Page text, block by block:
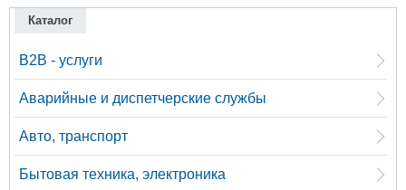
Каталог
B2B - услуги
Аварийные и диспетчерские службы
Авто, транспорт
Бытовая техника, электроника